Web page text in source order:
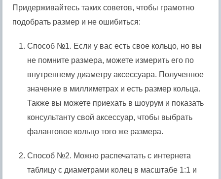
Придерживайтесь таких советов, чтобы грамотно
подобрать размер и не ошибиться:
Способ №1. Если у вас есть свое кольцо, но вы
не помните размера, можете измерить его по
внутреннему диаметру аксессуара. Полученное
значение в миллиметрах и есть размер кольца.
Также вы можете приехать в шоурум и показать
консультанту свой аксессуар, чтобы выбрать
фаланговое кольцо того же размера.
Способ №2. Можно распечатать с интернета
таблицу с диаметрами колец в масштабе 1:1 и